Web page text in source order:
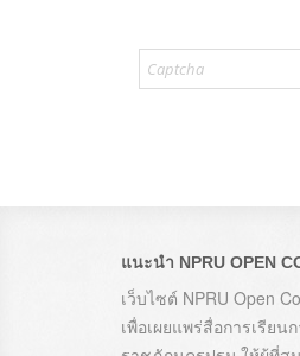
แนะนำ NPRU OPEN
เว็บไซต์ NPRU Open
เพื่อเผยแพร่สื่อการเรีย